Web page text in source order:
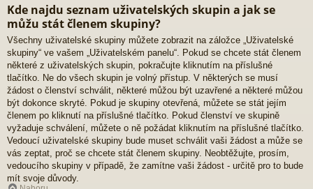
Kde najdu seznam uživatelských skupin a jak se
můžu stát členem skupiny?
Všechny uživatelské skupiny můžete zobrazit na záložce „Uživatelské
skupiny“ ve vašem „Uživatelském panelu“. Pokud se chcete stát členem
některé z uživatelských skupin, pokračujte kliknutím na příslušné
tlačítko. Ne do všech skupin je volný přístup. V některých se musí
žádost o členství schválit, některé můžou být uzavřené a některé můžou
být dokonce skryté. Pokud je skupiny otevřená, můžete se stát jejím
členem po kliknutí na příslušné tlačítko. Pokud členství ve skupině
vyžaduje schválení, můžete o ně požádat kliknutím na příslušné tlačítko.
Vedoucí uživatelské skupiny bude muset schválit vaši žádost a může se
vás zeptat, proč se chcete stát členem skupiny. Neobtěžujte, prosím,
vedoucího skupiny v případě, že zamítne vaši žádost - určitě pro to bude
mít svoje důvody.